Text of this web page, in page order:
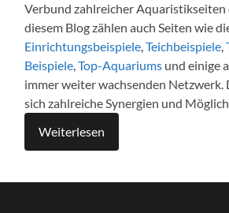
Verbund zahlreicher Aquaristikseiten
diesem Blog zählen auch Seiten wie
Einrichtungsbeispiele,Teichbeispiele,
Beispiele,Top-Aquariums und einige
immer weiter wachsenden Netzwerk.
sich zahlreiche Synergien und
Weiterlesen